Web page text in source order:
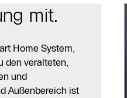
mit.
Home System,
den veralteten,
und
Außenbereich ist